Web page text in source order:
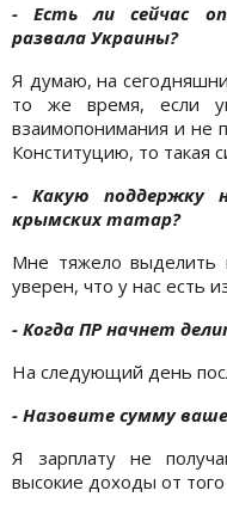
- Есть ли сейчас
развала Украины?
Я думаю, на
то же время, если
взаимопонимания и не
Конституцию, то такая
- Какую поддержку
крымских татар?
Мне тяжело выделить
уверен, что у нас есть
- Когда ПР начнет
На следующий день
- Назовите сумму
Я зарплату не
высокие доходы от